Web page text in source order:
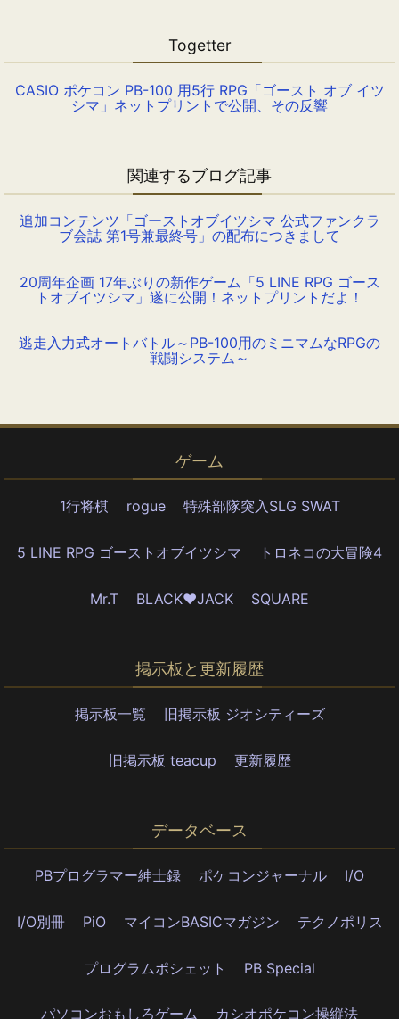
Togetter
CASIO ポケコン PB-100 用5行 RPG「ゴースト オブ イツ
シマ」ネットプリントで公開、その反響
関連するブログ記事
追加コンテンツ「ゴーストオブイツシマ 公式ファンクラ
ブ会誌 第1号兼最終号」の配布につきまして
20周年企画 17年ぶりの新作ゲーム「5 LINE RPG ゴース
トオブイツシマ」遂に公開！ネットプリントだよ！
逃走入力式オートバトル～PB-100用のミニマムなRPGの
戦闘システム～
ゲーム
1行将棋 rogue 特殊部隊突入SLG SWAT
5 LINE RPG ゴーストオブイツシマ トロネコの大冒険4
Mr.T BLACK♥JACK SQUARE
掲示板と更新履歴
掲示板一覧 旧掲示板 ジオシティーズ
旧掲示板 teacup 更新履歴
データベース
PBプログラマー紳士録 ポケコンジャーナル I/O
I/O別冊 PiO マイコンBASICマガジン テクノポリス
プログラムポシェット PB Special
パソコンおもしろゲーム カシオポケコン操縦法